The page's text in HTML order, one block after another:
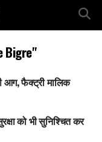
Bigre"
आग, फैक्ट्री मालिक
को भी सुनिश्चित कर